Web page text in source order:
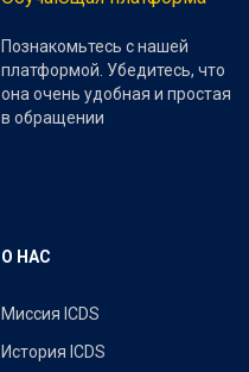
Познакомьтесь с нашей
платформой. Убедитесь, что
она очень удобная и простая
в обращении
О НАС
Миссия ICDS
История ICDS